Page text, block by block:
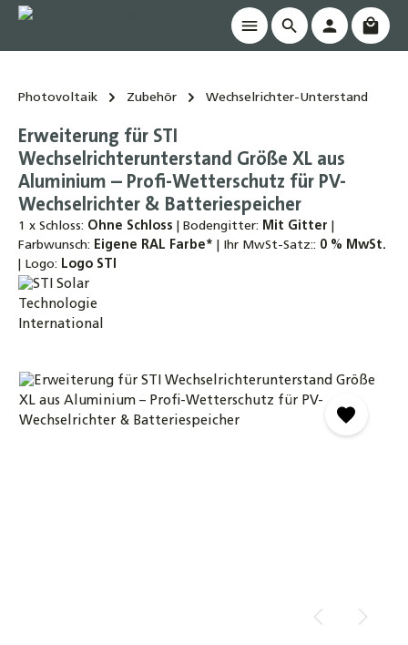
springen
Photovoltaik Zubehör Wechselrichter-Unterstand
Erweiterung für STI
Wechselrichterunterstand Größe XL aus
Aluminium – Profi-Wetterschutz für PV-
Wechselrichter & Batteriespeicher
1 x Schloss: Ohne Schloss Bodengitter: Mit Gitter
Farbwunsch: Eigene RAL Farbe* Ihr MwSt-Satz:: 0 % MwSt.
Logo: Logo STI
Bildergalerie überspringen